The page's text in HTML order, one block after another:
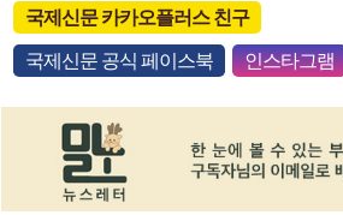
국제신문 카카오플러스 친구
국제신문 공식 페이스북 인스타그램